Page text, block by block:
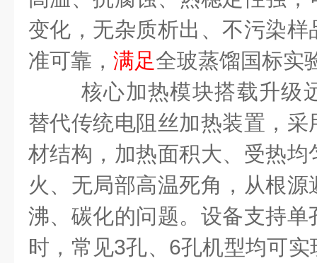
变化，无杂质析出、不污染
准可靠， 满足全玻蒸馏国标实
核心加热模块搭载升级
替代传统电阻丝加热装置，
材结构，加热面积大、受热
火、无局部高温死角，从根
沸、碳化的问题。设备支持
时，常见3孔、6孔机型均可